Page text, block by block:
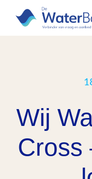
content
Lid worden
Projecten
Wij
Cross